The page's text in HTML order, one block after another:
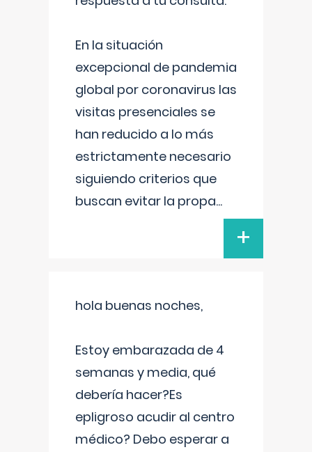
En la situación
excepcional de pandemia
global por coronavirus las
visitas presenciales se
han reducido a lo más
estrictamente necesario
siguiendo criterios que
buscan evitar la propa...
+
hola buenas noches,
Estoy embarazada de 4
semanas y media, qué
debería hacer?Es
epligroso acudir al centro
médico? Debo esperar a